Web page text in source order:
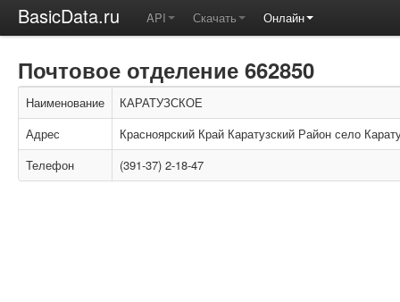
BasicData.ru API Скачать Онлайн
Почтовое отделение 662850
Наименование
КАРАТУЗСКОЕ
Адрес
Красноярский Край Каратузский Район село
Телефон
(391-37) 2-18-47